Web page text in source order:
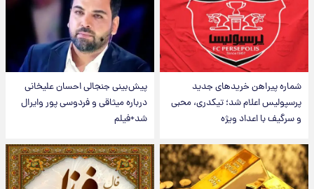
شماره پیراهن خریدهای جدید
پرسپولیس اعلام شد؛ تیکدری، محبی
و سرگیف با اعداد ویژه
پیش‌بینی جنجالی احسان علیخانی
درباره میثاقی و فردوسی پور وایرال
شد+فیلم